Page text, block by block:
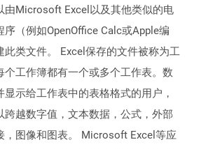
由Microsoft Excel以及其他类似的电
序（例如OpenOffice Calc或Apple编
此类文件。 Excel保存的文件被称为工
个工作簿都有一个或多个工作表。数
显示给工作表中的表格格式的用户，
跨越数字值，文本数据，公式，外部
，图像和图表。 Microsoft Excel等应